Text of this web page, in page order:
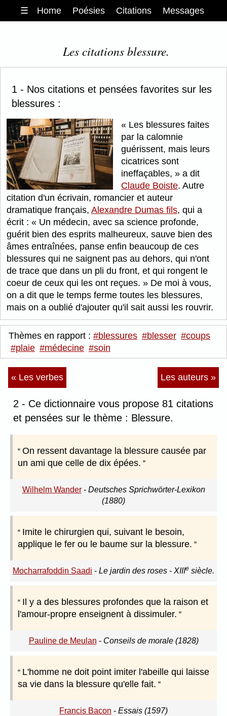
☰ Home Poésies Citations Messages
Les citations blessure.
1 - Nos citations et pensées favorites sur les
blessures :
Les blessures faites
par la calomnie
guérissent, mais leurs
cicatrices sont
ineffaçables,
a dit
Claude Boiste. Autre
citation d'un écrivain, romancier et auteur
dramatique français, Alexandre Dumas fils, qui a
écrit :
Un médecin, avec sa science profonde,
guérit bien des esprits malheureux, sauve bien des
âmes entraînées, panse enfin beaucoup de ces
blessures qui ne saignent pas au dehors, qui n'ont
de trace que dans un pli du front, et qui rongent le
coeur de ceux qui les ont reçues.
De moi à vous,
on a dit que le temps ferme toutes les blessures,
mais on a oublié d'ajouter qu'il sait aussi les rouvrir.
Thèmes en rapport : #blessures #blesser #coups
#plaie #médecine #soin
« Les verbes Les auteurs »
2 - Ce dictionnaire vous propose 81 citations
et pensées sur le thème : Blessure.
On ressent davantage la blessure causée par
un ami que celle de dix épées.
Wilhelm Wander- Deutsches Sprichwörter-Lexikon
(1880)
Imite le chirurgien qui, suivant le besoin,
applique le fer ou le baume sur la blessure.
Mocharrafoddin Saadi - Le jardin des roses - XIIIe siècle.
Il y a des blessures profondes que la raison et
l'amour-propre enseignent à dissimuler.
Pauline de Meulan - Conseils de morale (1828)
L'homme ne doit point imiter l'abeille qui laisse
sa vie dans la blessure qu'elle fait.
Francis Bacon - Essais (1597)